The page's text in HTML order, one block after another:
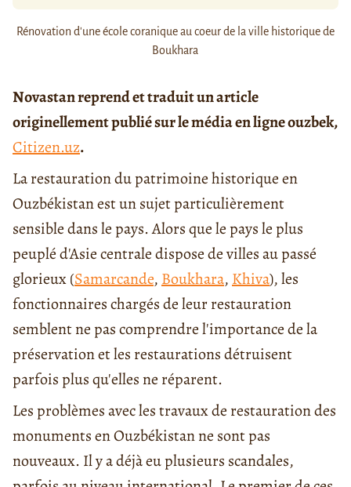
Rénovation d'une école coranique au coeur de la ville historique de
Boukhara
Novastan reprend et traduit un article
originellement publié sur le média en ligne ouzbek,
Citizen.uz.
La restauration du patrimoine historique en
Ouzbékistan est un sujet particulièrement
sensible dans le pays. Alors que le pays le plus
peuplé d'Asie centrale dispose de villes au passé
glorieux (Samarcande, Boukhara, Khiva), les
fonctionnaires chargés de leur restauration
semblent ne pas comprendre l'importance de la
préservation et les restaurations détruisent
parfois plus qu'elles ne réparent.
Les problèmes avec les travaux de restauration des
monuments en Ouzbékistan ne sont pas
nouveaux. Il y a déjà eu plusieurs scandales,